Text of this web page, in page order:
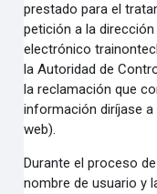
prestado para el
petición a la
electrónico
la Autoridad de
lareclamación que
información diríjase
web).
Durante el proceso
nombre de usuario y